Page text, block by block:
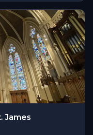
James